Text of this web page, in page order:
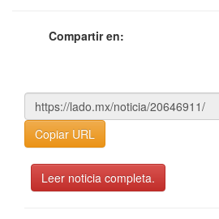
Compartir en:
Copiar URL
Leer noticia completa.